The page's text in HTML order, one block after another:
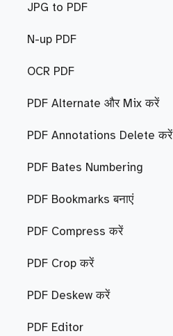
JPG to PDF
N-up PDF
OCR PDF
PDF Alternate और Mix करें
PDF Annotations Delete करें
PDF Bates Numbering
PDF Bookmarks बनाएं
PDF Compress करें
PDF Crop करें
PDF Deskew करें
PDF Editor